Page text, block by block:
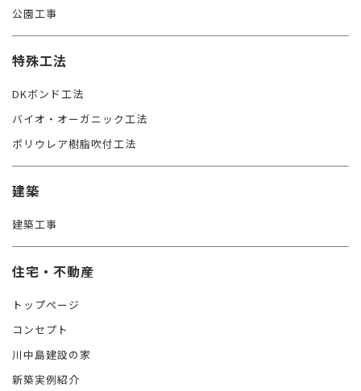
公園工事
特殊工法
DKボンド工法
バイオ・オーガニック工法
ポリウレア樹脂吹付工法
建築
建築工事
住宅・不動産
トップページ
コンセプト
川中島建設の家
新築実例紹介